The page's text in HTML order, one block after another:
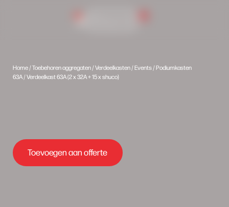
Home/Toebehoren aggregaten/Verdeelkasten/Events/Podiumkasten
63A/ Verdeelkast 63A (2 x 32A + 15 x shuco)
Toevoegen aan offerte